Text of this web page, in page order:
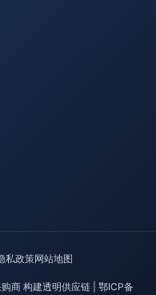
私政策网站地图
商 构建透明供应链 | 鄂ICP备